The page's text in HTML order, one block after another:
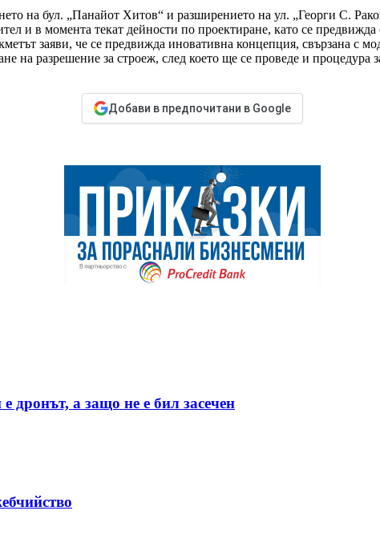
на бул. „Панайот Хитов“ и разширението на ул. „Георги С.
и в момента текат дейности по проектиране, като се
заяви, че се предвижда иновативна концепция, свързана с
на разрешение за строеж, след което ще се проведе и процедура
Добави в предпочитани в Google
а защо не е бил засечен